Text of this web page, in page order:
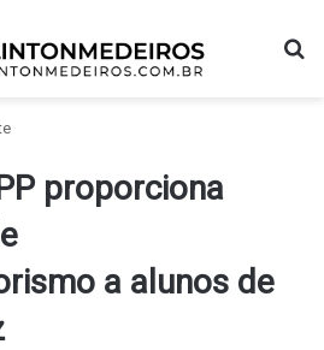
proporciona
a alunos de